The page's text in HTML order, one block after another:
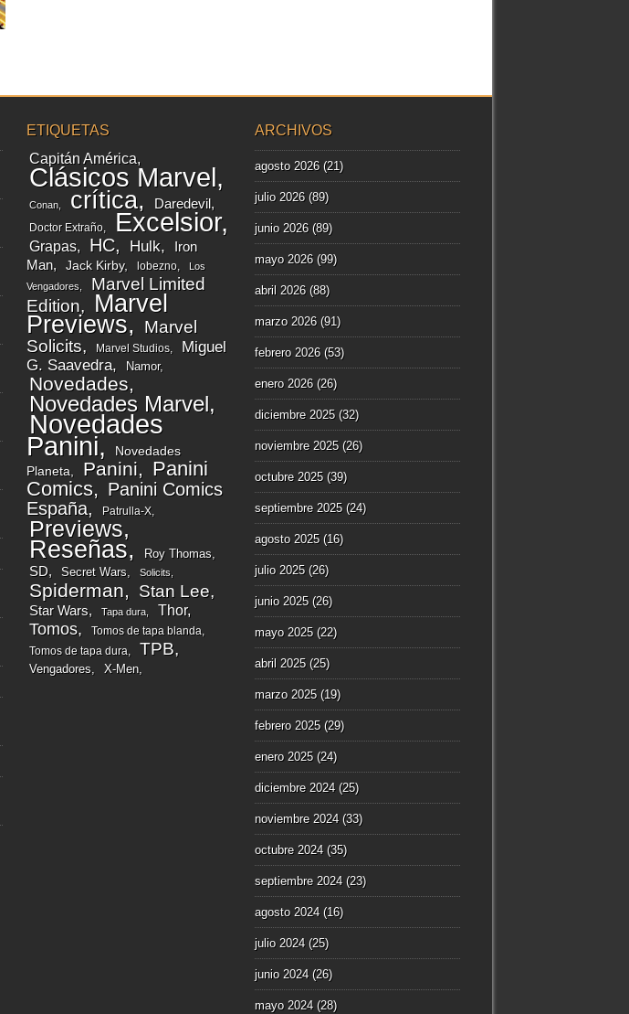
ETIQUETAS
Capitán América
Clásicos Marvel
Conan crítica Daredevil
Doctor Extraño Excelsior
Grapas HC Hulk
Iron
Man
Jack Kirby lobezno
Los
Vengadores
Marvel Limited
Edition
Marvel
Previews
Marvel
Solicits
Marvel Studios
Miguel
G. Saavedra
Namor
Novedades
Novedades Marvel
Novedades
Panini
Novedades
Planeta
Panini
Panini
Comics
Panini Comics
España
Patrulla-X
Previews
Reseñas Roy Thomas
SD Secret Wars Solicits
Spiderman Stan Lee
Star Wars Tapa dura Thor
Tomos
Tomos de tapa blanda
Tomos de tapa dura
TPB
Vengadores X-Men
ARCHIVOS
agosto 2026(21)
julio 2026(89)
junio 2026(89)
mayo 2026(99)
abril 2026(88)
marzo 2026(91)
febrero 2026(53)
enero 2026(26)
diciembre 2025(32)
noviembre 2025(26)
octubre 2025(39)
septiembre 2025(24)
agosto 2025(16)
julio 2025(26)
junio 2025(26)
mayo 2025(22)
abril 2025(25)
marzo 2025(19)
febrero 2025(29)
enero 2025(24)
diciembre 2024(25)
noviembre 2024(33)
octubre 2024(35)
septiembre 2024(23)
agosto 2024(16)
julio 2024(25)
junio 2024(26)
mayo 2024(28)